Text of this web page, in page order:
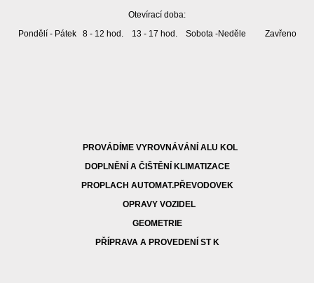
Otevírací doba:
Pondělí - Pátek 8 - 12 hod. 13 - 17 hod. Sobota -Neděle Zavřeno
PROVÁDÍME VYROVNÁVÁNÍ ALU KOL
DOPLNĚNÍ A ČIŠTĚNÍ KLIMATIZACE
PROPLACH AUTOMAT.PŘEVODOVEK
OPRAVY VOZIDEL
GEOMETRIE
PŘÍPRAVA A PROVEDENÍ ST K